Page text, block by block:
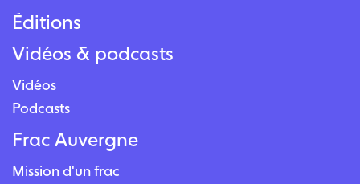
Éditions
Vidéos & podcasts
Vidéos
Podcasts
Frac Auvergne
Mission d'un frac